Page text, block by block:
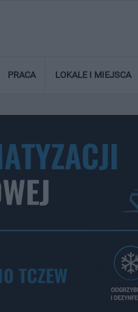
PRACA LOKALE I MIEJSCA